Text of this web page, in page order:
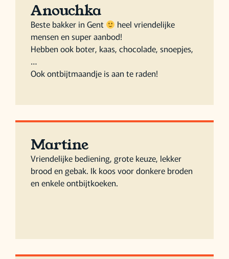
Anouchka
Beste bakker in Gent
heel vriendelijke
mensen en super aanbod!
Hebben ook boter, kaas, chocolade, snoepjes,
…
Ook ontbijtmaandje is aan te raden!
Martine
Vriendelijke bediening, grote keuze, lekker
brood en gebak. Ik koos voor donkere broden
en enkele ontbijtkoeken.